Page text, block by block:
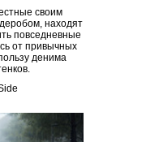
своим
находят
повседневные
от привычных
денима